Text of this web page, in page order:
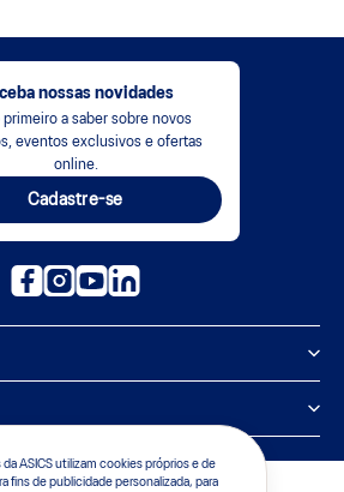
da ASICS utilizam cookies próprios e de
fins de publicidade personalizada, para
nossas novidades
primeiro a saber sobre novos
eventos exclusivos e ofertas
online.
Cadastre-se